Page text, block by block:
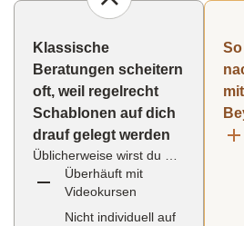
Klassische
Beratungen scheitern
oft, weil regelrecht
Schablonen auf dich
drauf gelegt werden
Üblicherweise wirst du …
Überhäuft mit
Videokursen
Nicht individuell auf